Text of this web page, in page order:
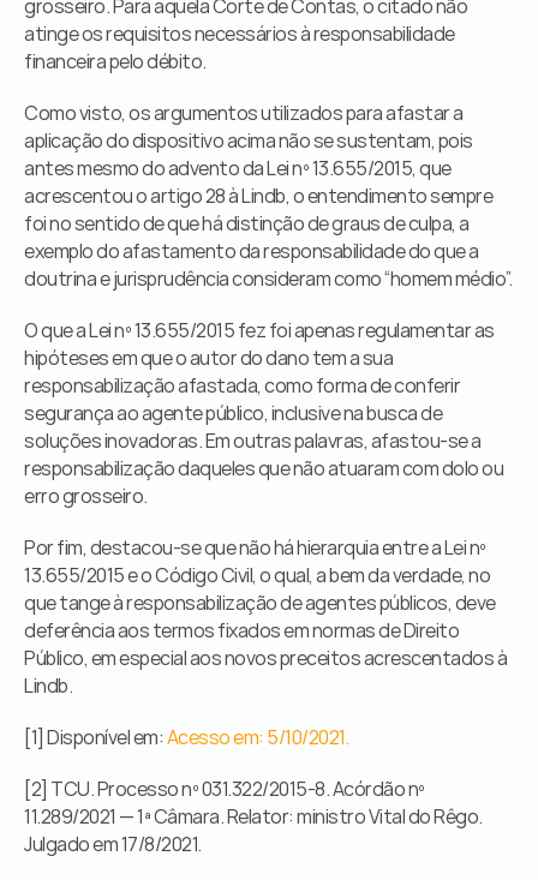
grosseiro. Para aquela Corte de Contas, o citado não
atinge os requisitos necessários à responsabilidade
financeira pelo débito.
Como visto, os argumentos utilizados para afastar a
aplicação do dispositivo acima não se sustentam, pois
antes mesmo do advento da Lei nº 13.655/2015, que
acrescentou o artigo 28 à Lindb, o entendimento sempre
foi no sentido de que há distinção de graus de culpa, a
exemplo do afastamento da responsabilidade do que a
doutrina e jurisprudência consideram como “homem médio”.
O que a Lei nº 13.655/2015 fez foi apenas regulamentar as
hipóteses em que o autor do dano tem a sua
responsabilização afastada, como forma de conferir
segurança ao agente público, inclusive na busca de
soluções inovadoras. Em outras palavras, afastou-se a
responsabilização daqueles que não atuaram com dolo ou
erro grosseiro.
Por fim, destacou-se que não há hierarquia entre a Lei nº
13.655/2015 e o Código Civil, o qual, a bem da verdade, no
que tange à responsabilização de agentes públicos, deve
deferência aos termos fixados em normas de Direito
Público, em especial aos novos preceitos acrescentados à
Lindb.
[1] Disponível em: Acesso em: 5/10/2021.
[2] TCU. Processo nº 031.322/2015-8. Acórdão nº
11.289/2021 — 1ª Câmara. Relator: ministro Vital do Rêgo.
Julgado em 17/8/2021.